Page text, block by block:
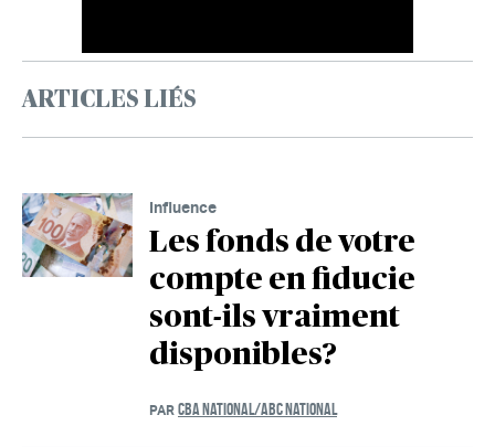
ARTICLES LIÉS
Influence
Les fonds de votre
compte en fiducie
sont-ils vraiment
disponibles?
PAR CBA NATIONAL/ABC NATIONAL